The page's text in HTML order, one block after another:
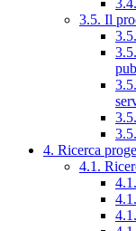
3.5. Il
4. Ricerca
4.1.